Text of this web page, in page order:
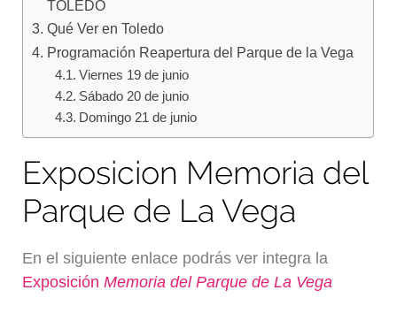
TOLEDO
Qué Ver en Toledo
Programación Reapertura del Parque de la Vega
Viernes 19 de junio
Sábado 20 de junio
Domingo 21 de junio
Exposicion Memoria del
Parque de La Vega
En el siguiente enlace podrás ver integra la
ExposiciónMemoria del Parque de La Vega